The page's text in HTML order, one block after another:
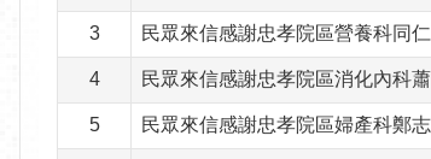
3 民眾來信感謝忠孝院區營養科同
4 民眾來信感謝忠孝院區消化內科
5 民眾來信感謝忠孝院區婦產科鄭